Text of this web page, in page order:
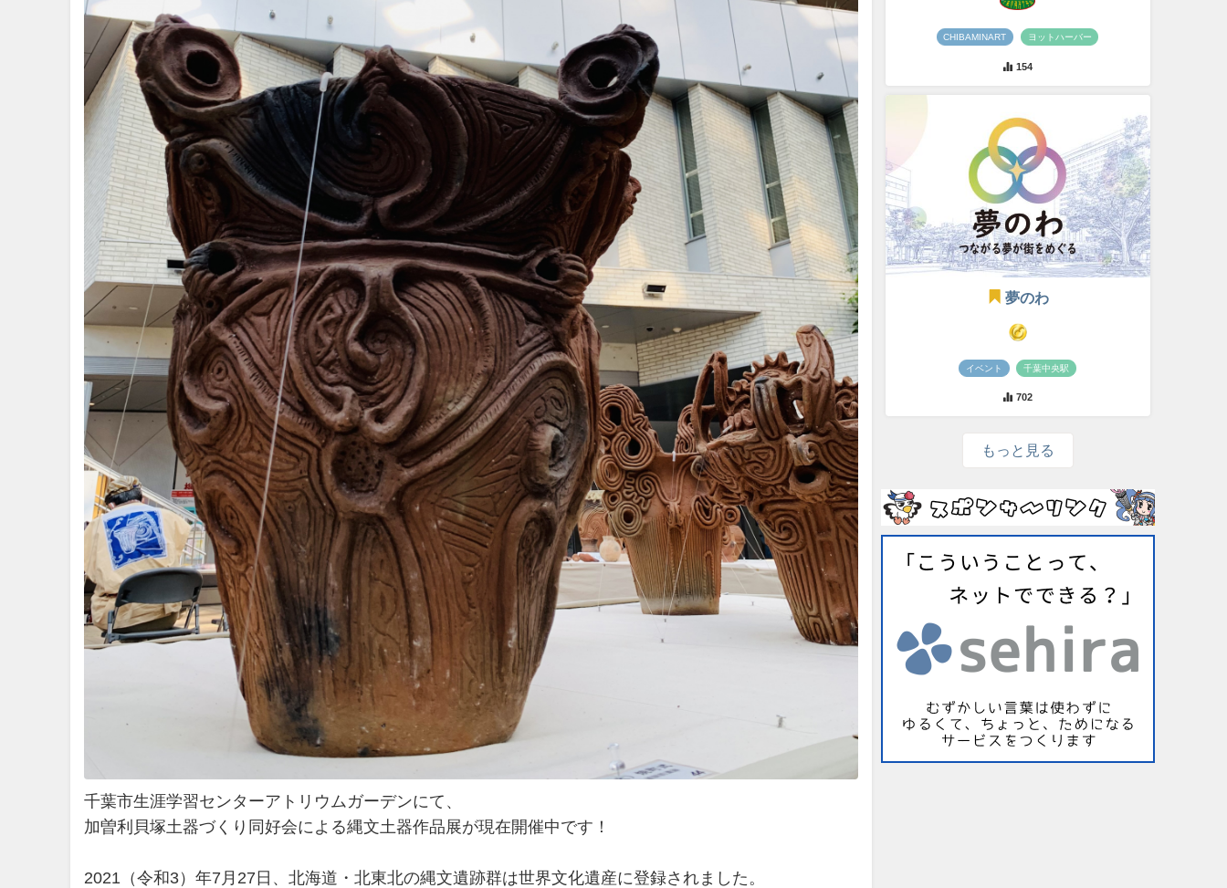
千葉市生涯学習センターアトリウムガーデンにて、
加曽利貝塚土器づくり同好会による縄文土器作品展が現在開催中です！
2021（令和3）年7月27日、北海道・北東北の縄文遺跡群は世界文化遺産に登録されました。
CHIBAMINART ヨットハーバー
154
夢のわ
イベント 千葉中央駅
702
もっと見る